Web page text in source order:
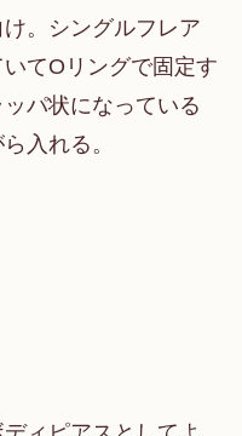
。シングルフレア
てOリングで固定す
パ状になっている
入れる。